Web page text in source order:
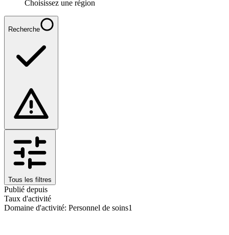
Choisissez une région
Recherche
Tous les filtres
Publié depuis
Taux d'activité
Domaine d'activité: Personnel de soins1